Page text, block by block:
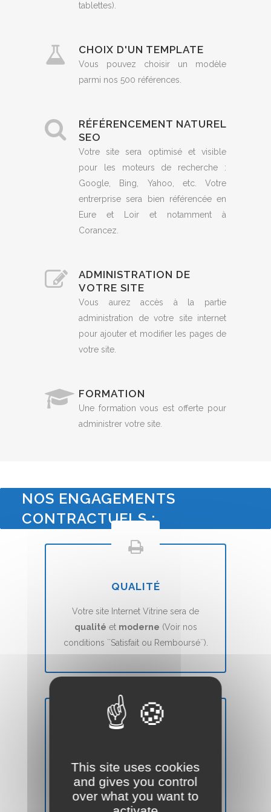
tablettes).
CHOIX D'UN TEMPLATE
Vous pouvez choisir un modèle
parmi nos 500 références.
RÉFÉRENCEMENT NATUREL
SEO
Votre site sera optimisé et visible
pour les moteurs de recherche :
Google, Bing, Yahoo, etc. Votre
entrerprise sera bien référencée en
Eure et Loir et notamment à
Corancez.
ADMINISTRATION DE
VOTRE SITE
Vous aurez accès à la partie
administration de votre site internet
pour ajouter et modifier les pages de
votre site.
FORMATION
Une formation vous est offerte pour
administrer votre site.
NOS ENGAGEMENTS
CONTRACTUELS :
QUALITÉ
Votre site Internet Vitrine sera de
qualité et moderne (Voir nos
conditions ``Satisfait ou Remboursé``).
Votre site Web Vitrine sera mis en ligne
en 7 jours(voir nos CGVs).
This site uses cookies
and gives you control
over what you want to